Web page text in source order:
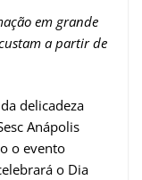
em grande
a partir de
delicadeza
Anápolis
o evento
o Dia